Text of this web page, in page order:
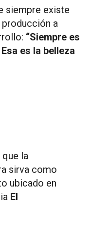
siempre existe
a
“Siempre es
es la belleza
la
sirva como
ubicado en
El